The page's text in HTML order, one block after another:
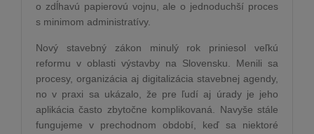
o zdĺhavú papierovú vojnu, ale o jednoduchší proces
s minimom administratívy.
Nový stavebný zákon minulý rok priniesol veľkú
reformu v oblasti výstavby na Slovensku. Menili sa
procesy, organizácia aj digitalizácia stavebnej agendy,
no v praxi sa ukázalo, že pre ľudí aj úrady je jeho
aplikácia často zbytočne komplikovaná. Navyše stále
fungujeme v prechodnom období, keď sa niektoré